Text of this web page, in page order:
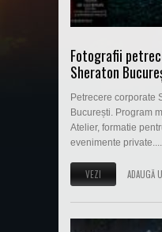
Fotografii
Sheraton
Petrecere corporate
București. Program
Atelier, formatie
evenimente private....
VEZI ADAUGĂ